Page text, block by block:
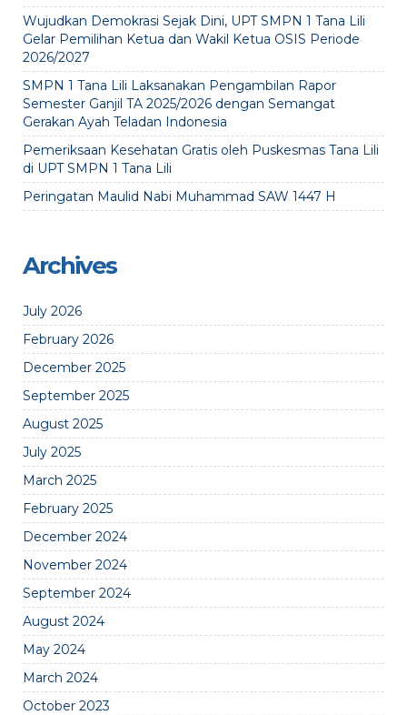
Wujudkan Demokrasi Sejak Dini, UPT SMPN 1 Tana Lili
Gelar Pemilihan Ketua dan Wakil Ketua OSIS Periode
2026/2027
SMPN 1 Tana Lili Laksanakan Pengambilan Rapor
Semester Ganjil TA 2025/2026 dengan Semangat
Gerakan Ayah Teladan Indonesia
Pemeriksaan Kesehatan Gratis oleh Puskesmas Tana Lili
di UPT SMPN 1 Tana Lili
Peringatan Maulid Nabi Muhammad SAW 1447 H
Archives
July 2026
February 2026
December 2025
September 2025
August 2025
July 2025
March 2025
February 2025
December 2024
November 2024
September 2024
August 2024
May 2024
March 2024
October 2023